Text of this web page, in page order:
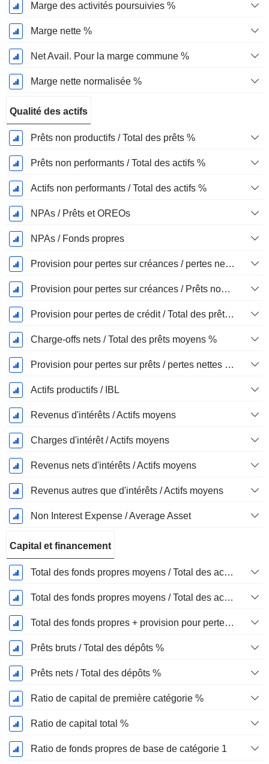
Marge des activités poursuivies %
Marge nette %
Net Avail. Pour la marge commune %
Marge nette normalisée %
Qualité des actifs
Prêts non productifs / Total des prêts %
Prêts non performants / Total des actifs %
Actifs non performants / Total des actifs %
NPAs / Prêts et OREOs
NPAs / Fonds propres
Provision pour pertes sur créances / pertes nettes %
Provision pour pertes sur créances / Prêts non productifs %
Provision pour pertes de crédit / Total des prêts %
Charge-offs nets / Total des prêts moyens %
Provision pour pertes sur prêts / pertes nettes sur créances irrécouvrables %.
Actifs productifs / IBL
Revenus d'intérêts / Actifs moyens
Charges d'intérêt / Actifs moyens
Revenus nets d'intérêts / Actifs moyens
Revenus autres que d'intérêts / Actifs moyens
Non Interest Expense / Average Asset
Capital et financement
Total des fonds propres moyens / Total des actifs moyens %
Total des fonds propres moyens / Total des actifs moyens %
Total des fonds propres + provision pour pertes sur prêts / total des prêts %.
Prêts bruts / Total des dépôts %
Prêts nets / Total des dépôts %
Ratio de capital de première catégorie %
Ratio de capital total %
Ratio de fonds propres de base de catégorie 1